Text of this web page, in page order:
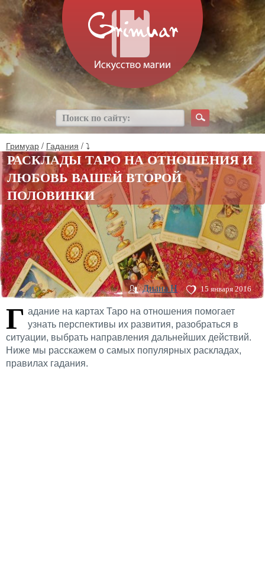
Гримуар / Гадания / ⤵
РАСКЛАДЫ ТАРО НА ОТНОШЕНИЯ И
ЛЮБОВЬ ВАШЕЙ ВТОРОЙ
ПОЛОВИНКИ
Диана H 15 января 2016
Г адание на картах Таро на отношения помогает
узнать перспективы их развития, разобраться в
ситуации, выбрать направления дальнейших действий.
Ниже мы расскажем о самых популярных раскладах,
правилах гадания.